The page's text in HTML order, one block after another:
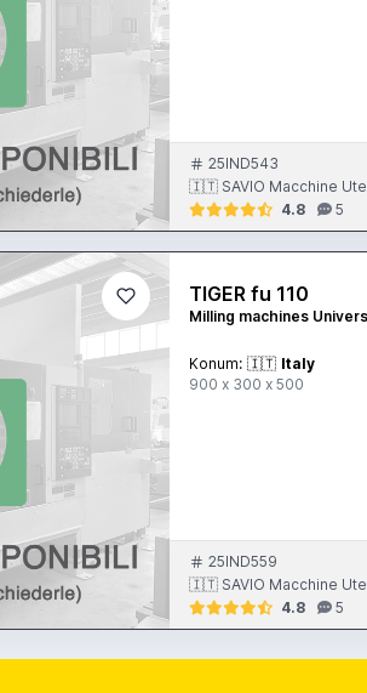
25IND543
🇮🇹 SAVIO Macchine
4.8
5
TIGER fu 110
Milling machines
Konum: 🇮🇹 Italy
900 x 300 x 500
25IND559
🇮🇹 SAVIO Macchine
4.8
5